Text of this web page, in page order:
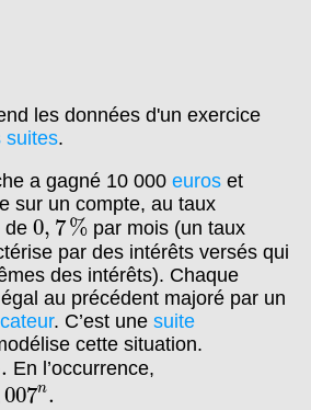
les données d'un exercice
suites.
a gagné 10 000euros et
sur un compte, au taux
de0, 7%
0 ,7% par mois (un taux
par des intérêts versés qui
des intérêts). Chaque
au précédent majoré par un
. C’est unesuite
cette situation.
.. En l’occurrence,
007n.
n.